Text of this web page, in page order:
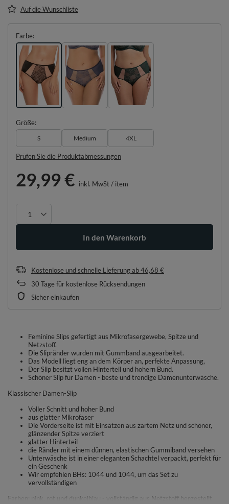
Auf die Wunschliste
Farbe
Größe
S Medium 4XL
Prüfen Sie die Produktabmessungen
29,99 € inkl. MwSt/ item
In den Warenkorb
Kostenlose und schnelle Lieferungab46,68 €
30 Tage für kostenlose Rücksendungen
Sicher einkaufen
Feminine Slips gefertigt aus Mikrofasergewebe, Spitze und
Netzstoff.
Die Slipränder wurden mit Gummband ausgearbeitet.
Das Modell liegt eng an dem Körper an, perfekte Anpassung,
Der Slip besitzt vollen Hinterteil und hohern Bund.
Schöner Slip für Damen - beste und trendige Damenunterwäsche.
Klassischer Damen-Slip
Voller Schnitt und hoher Bund
aus glatter Mikrofaser
Die Vorderseite ist mit Einsätzen aus zartem Netz und schöner,
glänzender Spitze verziert
glatter Hinterteil
die Ränder mit einem dünnen, elastischen Gummiband versehen
Unterwäsche ist in einer eleganten Schachtel verpackt, perfekt für
ein Geschenk
Wir empfehlen BHs: 1044 und 1044, um das Set zu
vervollständigen
Farben: pink, rot und dunkelblau - vollständig aus Netzstoff hergestellt